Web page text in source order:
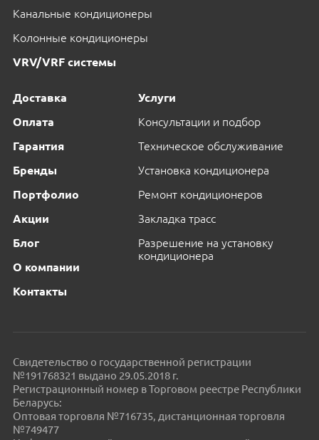
Канальные кондиционеры
Колонные кондиционеры
VRV/VRF системы
Доставка
Оплата
Гарантия
Бренды
Портфолио
Акции
Блог
О компании
Контакты
Услуги
Консультации и подбор
Техническое обслуживание
Установка кондиционера
Ремонт кондиционеров
Закладка трасс
Разрешение на установку
кондиционера
Свидетельство о государственной регистрации
№191768321 выдано 29.05.2018 г.
Регистрационный номер в Торговом реестре Республики
Беларусь:
Оптовая торговля №716735, дистанционная торговля
№749477